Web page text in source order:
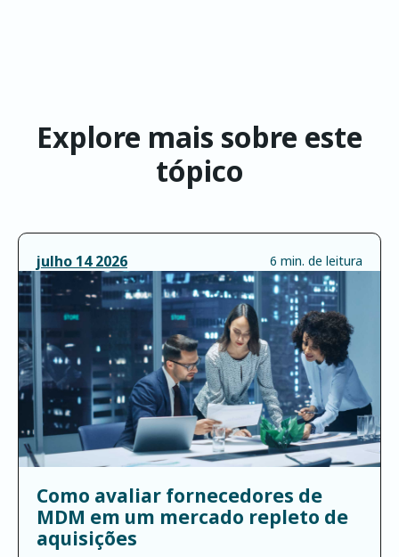
Explore mais sobre este
tópico
julho 14 2026 6 min. de leitura
Como avaliar fornecedores de
MDM em um mercado repleto de
aquisições